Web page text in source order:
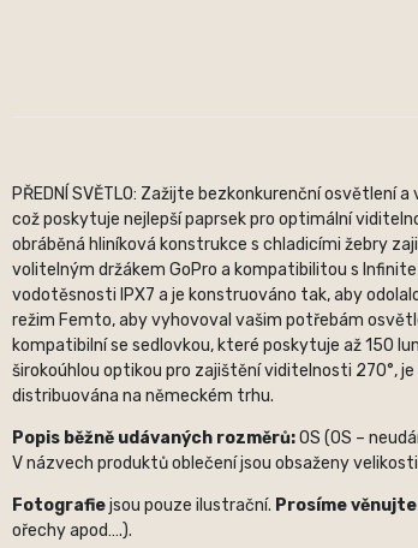
PŘEDNÍ SVĚTLO: Zažijte bezkonkurenční
což poskytuje nejlepší paprsek pro optimální
obráběná hliníková konstrukce s chladicími žebry
volitelným držákem GoPro a kompatibilitou s
vodotěsnosti IPX7 a je konstruováno tak, aby
režim Femto, aby vyhovoval vašim potřebám
kompatibilní se sedlovkou, které poskytuje až 150
širokoúhlou optikou pro zajištění viditelnosti 270°,
distribuována na německém trhu.
Popis běžně udávaných rozměrů:OS (OS –
V názvech produktů oblečení jsou obsaženy velikosti
Fotografiejsou pouze ilustrační. Prosíme
ořechy apod….).